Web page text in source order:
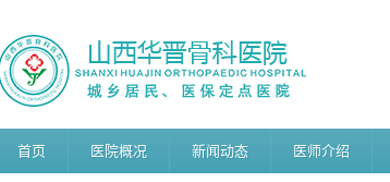
首页 医院概况 新闻动态 医师介绍